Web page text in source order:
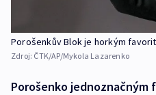
Porošenkův Blok je horkým
Zdroj: ČTK/AP/Mykola Lazarenko
Porošenko jednoznačným